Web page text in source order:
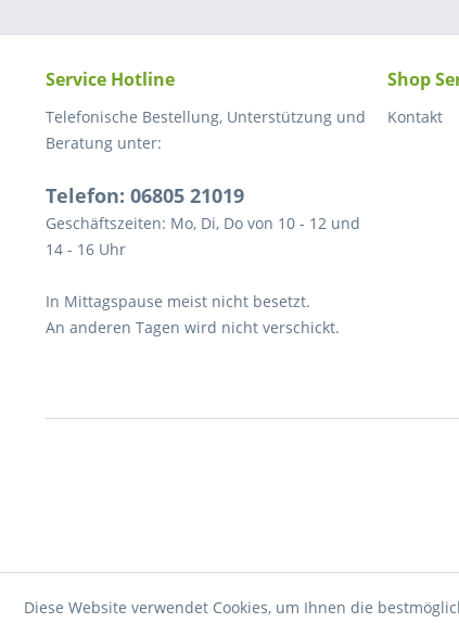
Service Hotline
Telefonische Bestellung, Unterstützung und
Beratung unter:
Telefon: 06805 21019
Geschäftszeiten: Mo, Di, Do von 10 - 12 und
14 - 16 Uhr
In Mittagspause meist nicht besetzt.
An anderen Tagen wird nicht verschickt.
Shop
Kontakt
Diese Website verwendet Cookies, um Ihnen die